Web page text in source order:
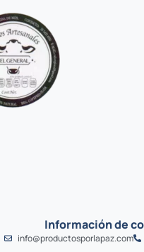
Información de
info@productosporlapaz.com